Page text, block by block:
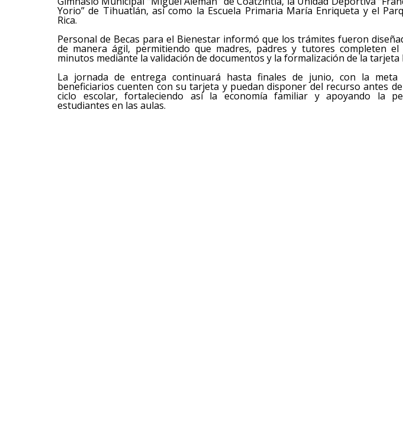
Yorio” de Tihuatlán, así como la Escuela Primaria María Enriqueta y el
Rica.
Personal de Becas para el Bienestar informó que los trámites fueron
de manera ágil, permitiendo que madres, padres y tutores completen
minutos mediante la validación de documentos y la formalización de la tarjeta
La jornada de entrega continuará hasta finales de junio, con la
beneficiarios cuenten con su tarjeta y puedan disponer del recurso antes
ciclo escolar, fortaleciendo así la economía familiar y apoyando la
estudiantes en las aulas.